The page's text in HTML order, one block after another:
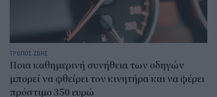
ΤΡΟΠΟΣ ΖΩΗΣ
Ποια καθημερινή συνήθεια των οδηγών
μπορεί να φθείρει τον κινητήρα και να φέρει
πρόστιμο 350 ευρώ